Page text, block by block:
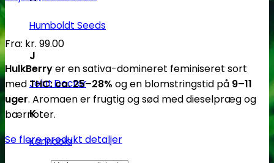
Humboldt Seeds
J
Joint Doctor
K
Kannabia
Fra: kr. 99.00
HulkBerryer en sativa-domineret feminiseret sort
medTHC: ca. 25–28% og en blomstringstid på 9–11
uger. Aromaen er frugtig og sød med dieselpræg og
bærnoter.
Se flere produkt detaljer